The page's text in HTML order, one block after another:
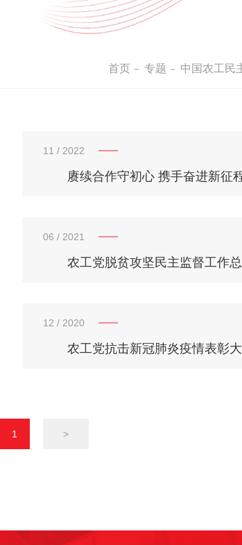
首页 专题 中国农工民
11 / 2022
06 / 2021
农工党脱贫攻坚民主监督工作
12 / 2020
农工党抗击新冠肺炎疫情表彰
1 >